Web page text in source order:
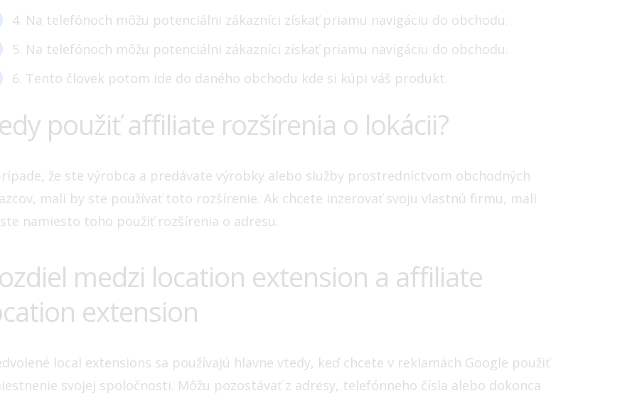
4. Na telefónoch môžu potenciálni zákazníci získať priamu navigáciu do obchodu.
5. Na telefónoch môžu potenciálni zákazníci získať priamu navigáciu do obchodu.
6. Tento človek potom ide do daného obchodu kde si kúpi váš produkt.
použiť affiliate rozšírenia o lokácii?
že ste výrobca a predávate výrobky alebo služby prostredníctvom obchodných
mali by ste používať toto rozšírenie. Ak chcete inzerovať svoju vlastnú firmu, mali
namiesto toho použiť rozšírenia o adresu.
medzi location extension a affiliate
extension
local extensions sa používajú hlavne vtedy, keď chcete v reklamách Google použiť
svojej spoločnosti. Môžu pozostávať z adresy, telefónneho čísla alebo dokonca